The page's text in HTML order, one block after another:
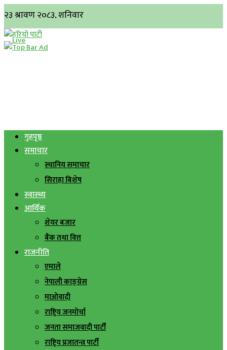
गृहपृष्ठ
समाचार
स्थानिय समाचार
सिराहा बिशेष
स्वास्थ्य
आर्थिक
शेयर बजार
बैंक तथा वित्त
राजनीति
एमाले
नेपाली काङ्ग्रेस
माओवादी
राष्ट्रिय जनमोर्चा
जनता समाजवादी पार्टी
राष्ट्रिय प्रजातन्त्र पार्टी